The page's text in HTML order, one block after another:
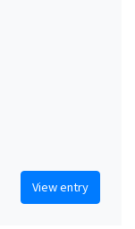
View entry